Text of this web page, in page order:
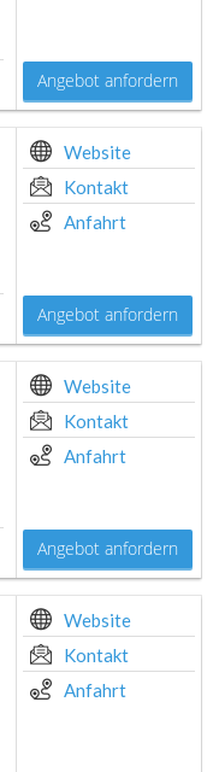
Angebot anfordern
Website
Kontakt
Anfahrt
Angebot anfordern
Website
Kontakt
Anfahrt
Angebot anfordern
Website
Kontakt
Anfahrt